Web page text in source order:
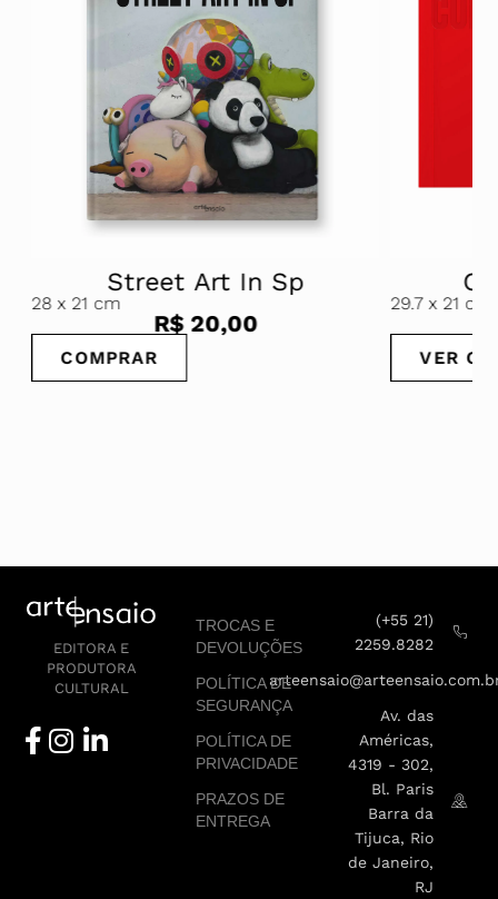
Street Art In Sp
28x 21 cm
R$20,00
COMPRAR
29.7x 21 cm
VER
EDITORA E
PRODUTORA
CULTURAL
TROCAS E
DEVOLUÇÕES
POLÍTICA DE
SEGURANÇA
POLÍTICA DE
PRIVACIDADE
PRAZOS DE
ENTREGA
(+55 21)
2259.8282
Av. das
Américas,
4319 - 302,
Bl. Paris
Barra da
Tijuca, Rio
de Janeiro,
RJ